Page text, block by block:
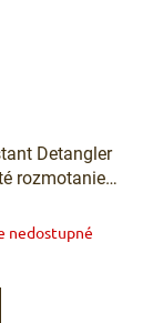
Detangler
rozmotanie
nedostupné